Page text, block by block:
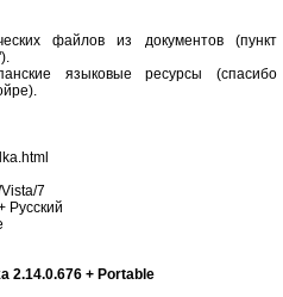
файлов из документов (пункт
языковые ресурсы (спасибо
7
Русский
2.14.0.676 + Portable